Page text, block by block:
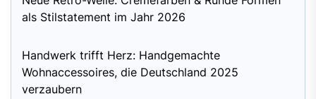
als Stilstatement im Jahr 2026
Handwerk trifft Herz: Handgemachte
Wohnaccessoires, die Deutschland 2025
verzaubern